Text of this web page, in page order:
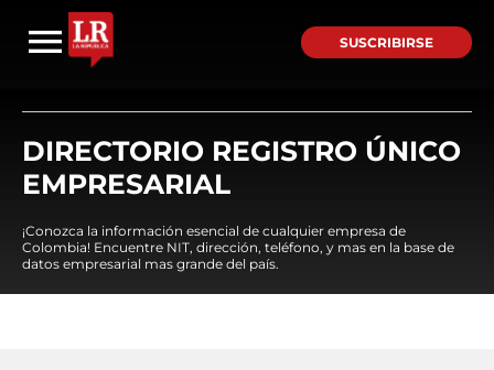
SUSCRIBIRSE
DIRECTORIO REGISTRO ÚNICO
EMPRESARIAL
¡Conozca la información esencial de cualquier empresa de
Colombia! Encuentre NIT, dirección, teléfono, y mas en la base de
datos empresarial mas grande del país.